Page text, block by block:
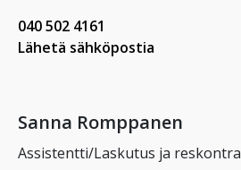
040 502 4161
Lähetä sähköpostia
Sanna Romppanen
Assistentti/Laskutus ja reskontra